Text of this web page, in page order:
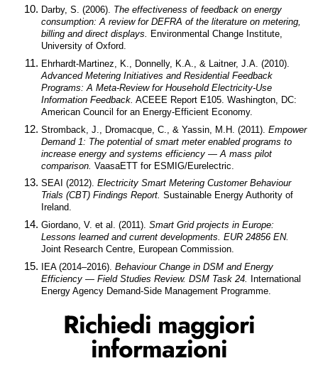
Darby, S. (2006). The effectiveness of feedback on energy
consumption: A review for DEFRA of the literature on metering,
billing and direct displays. Environmental Change Institute,
University of Oxford.
Advanced Metering Initiatives and Residential Feedback
Programs: A Meta-Review for Household Electricity-Use
Information Feedback. ACEEE Report E105. Washington, DC:
American Council for an Energy-Efficient Economy.
Stromback, J., Dromacque, C., & Yassin, M.H. (2011). Empower
Demand 1: The potential of smart meter enabled programs to
increase energy and systems efficiency — A mass pilot
comparison. VaasaETT for ESMIG/Eurelectric.
SEAI (2012). Electricity Smart Metering Customer Behaviour
Trials (CBT) Findings Report. Sustainable Energy Authority of
Ireland.
Giordano, V. et al. (2011). Smart Grid projects in Europe:
Lessons learned and current developments. EUR 24856 EN.
Joint Research Centre, European Commission.
IEA (2014–2016). Behaviour Change in DSM and Energy
Efficiency — Field Studies Review. DSM Task 24. International
Energy Agency Demand-Side Management Programme.
Richiedi maggiori
informazioni